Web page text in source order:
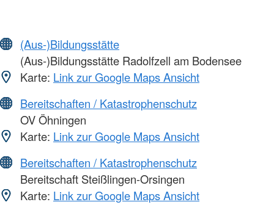
(Aus-)Bildungsstätte
(Aus-)Bildungsstätte Radolfzell am Bodensee
Karte: Link zur Google Maps Ansicht
Bereitschaften / Katastrophenschutz
OV Öhningen
Karte: Link zur Google Maps Ansicht
Bereitschaften / Katastrophenschutz
Bereitschaft Steißlingen-Orsingen
Karte: Link zur Google Maps Ansicht